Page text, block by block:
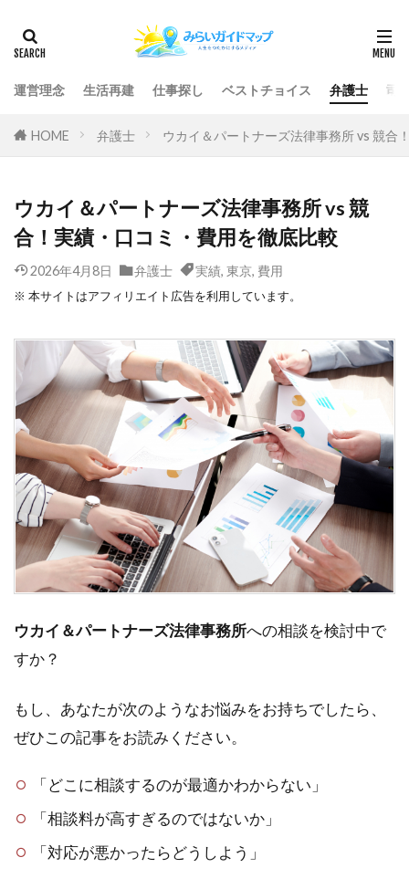
運営理念 生活再建 仕事探し ベストチョイス 弁護士 司
HOME 弁護士 ウカイ＆パートナーズ法律事務所 vs 競合
ウカイ＆パートナーズ法律事務所 vs 競
合！実績・口コミ・費用を徹底比較
2026年4月8日 弁護士 実績, 東京, 費用
※ 本サイトはアフィリエイト広告を利用しています。
ウカイ＆パートナーズ法律事務所への相談を検討中で
すか？
もし、あなたが次のようなお悩みをお持ちでしたら、
ぜひこの記事をお読みください。
「どこに相談するのが最適かわからない」
「相談料が高すぎるのではないか」
「対応が悪かったらどうしよう」